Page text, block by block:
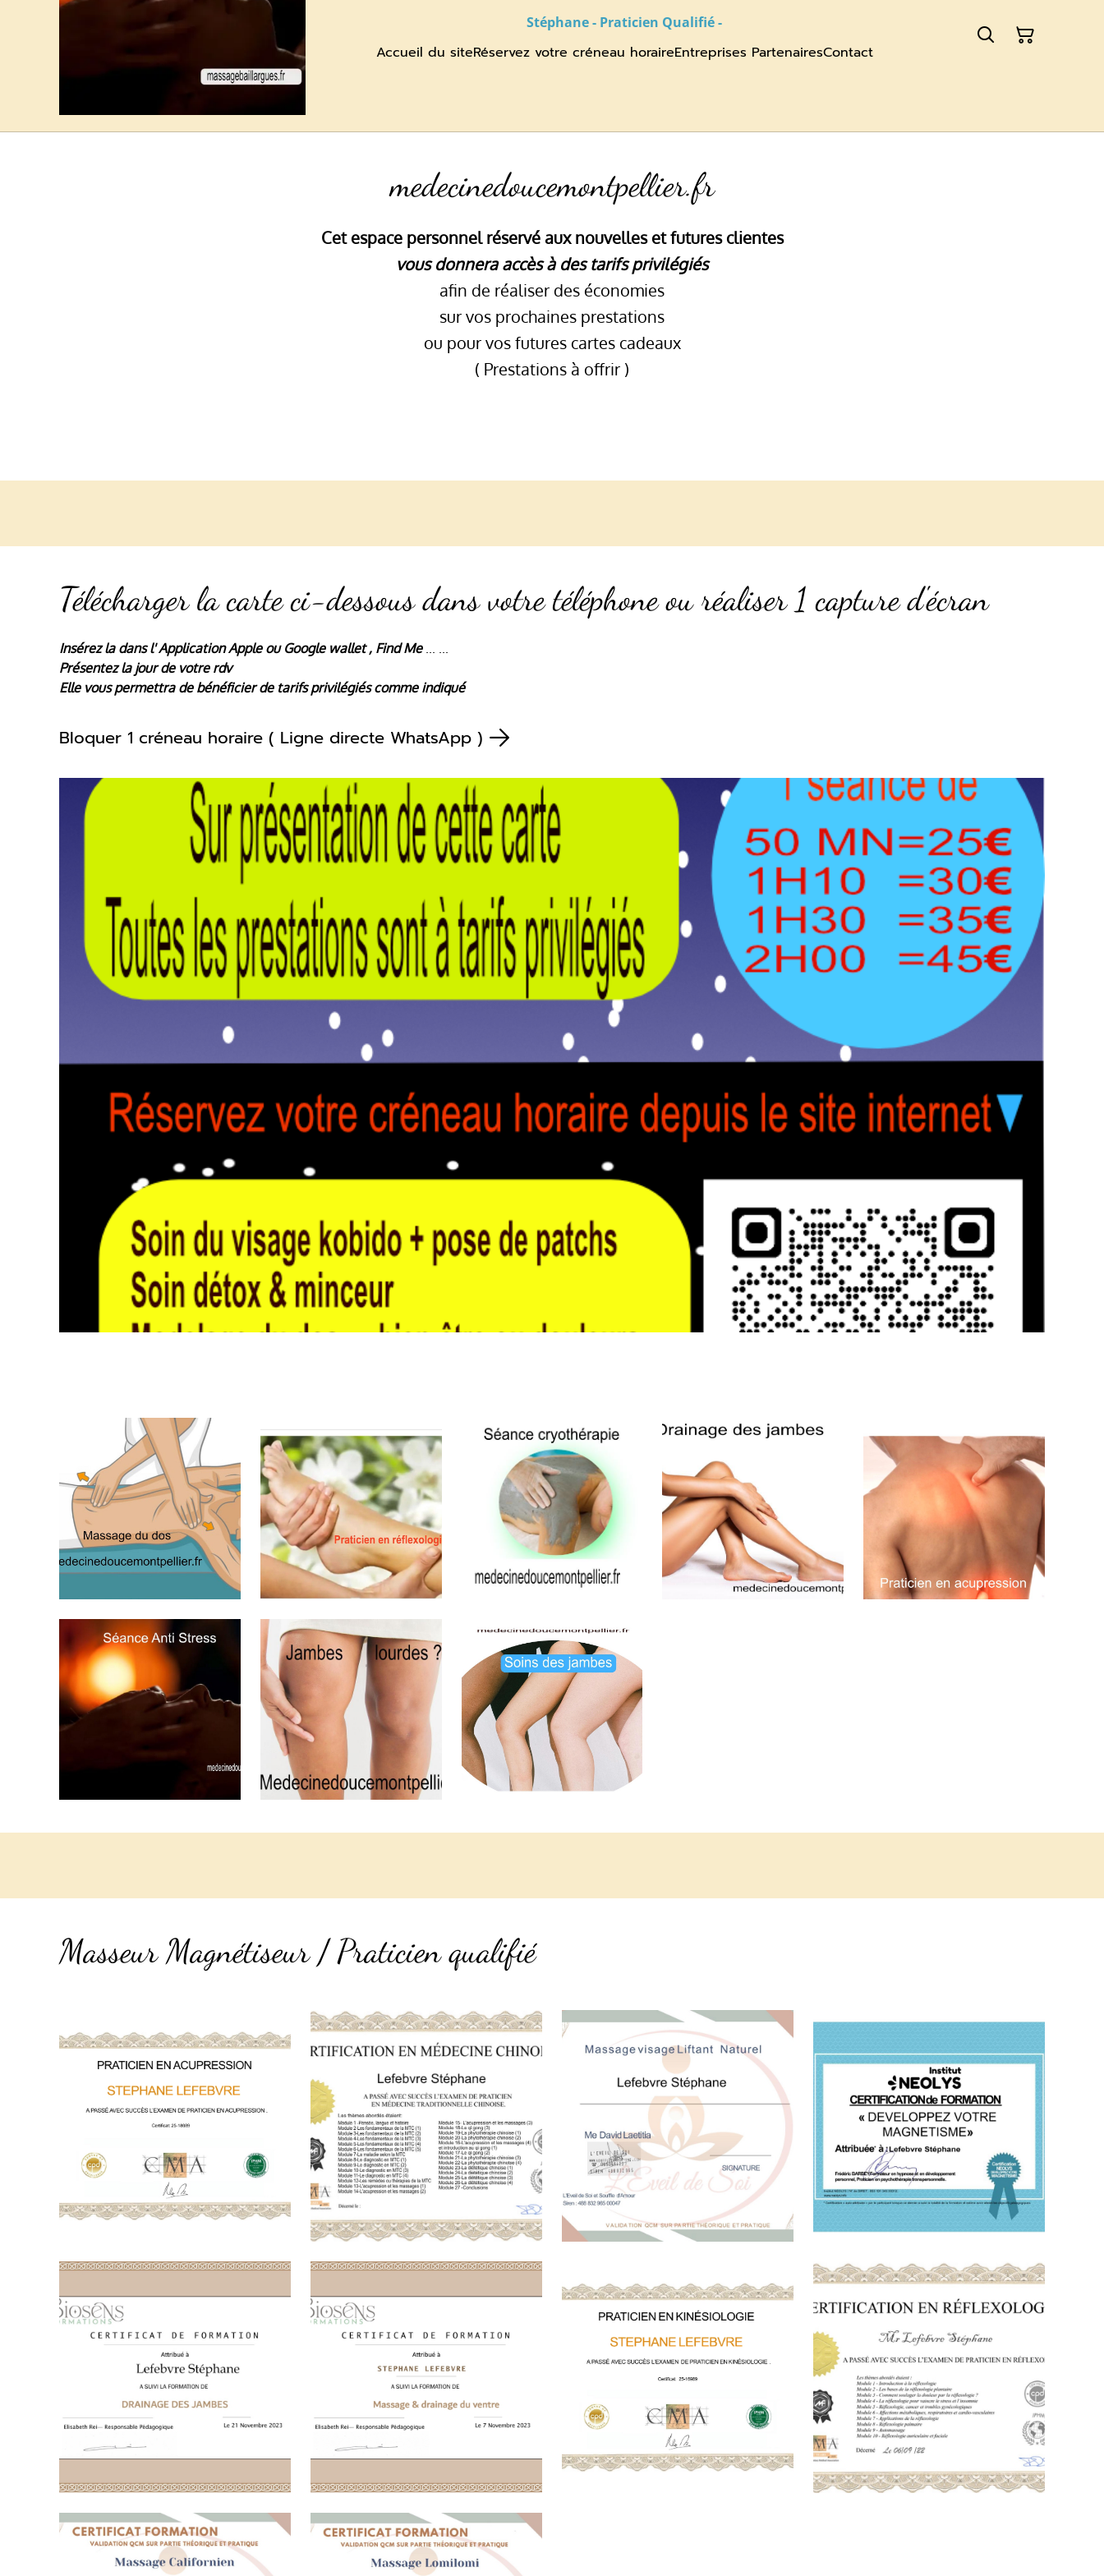
Stéphane - Praticien Qualifié -
Accueil du siteRéservez votre créneau horaireEntreprises PartenairesContact
medecinedoucemontpellier.fr
Cet espace personnel réservé aux nouvelles et futures clientes
vous donnera accès à des tarifs privilégiés
afin de réaliser des économies
sur vos prochaines prestations
ou pour vos futures cartes cadeaux
( Prestations à offrir )
Télécharger la carte ci-dessous dans votre téléphone ou réaliser 1 capture d'écran
Insérez la dans l' Application Apple ou Google wallet , Find Me
Présentez la jour de votre rdv
Elle vous permettra de bénéficier de tarifs privilégiés comme indiqué
Bloquer 1 créneau horaire ( Ligne directe WhatsApp )
Masseur Magnétiseur / Praticien qualifié